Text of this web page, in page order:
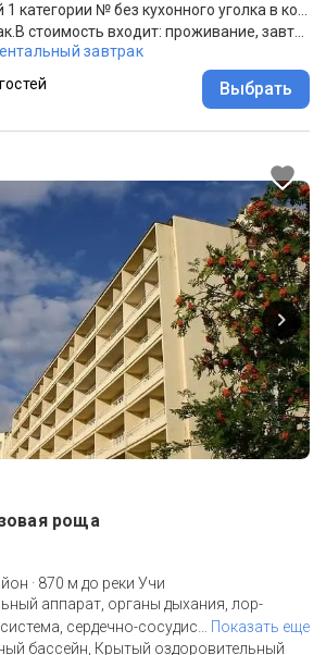
Стандарт 2-местный 1 категории № без кухонного уголка в корпусе №6
Лесные дали Завтрак.В стоимость входит: проживание, завтрак,анимация.
завтрак
Выбрать
роща
· 870 м до реки Учи
аппарат, органы дыхания, лор-
сердечно-сосудис
Показать еще
бассейн, Крытый оздоровительный